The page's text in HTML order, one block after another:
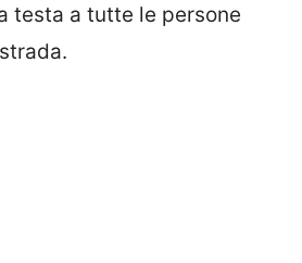
testa a tutte le persone